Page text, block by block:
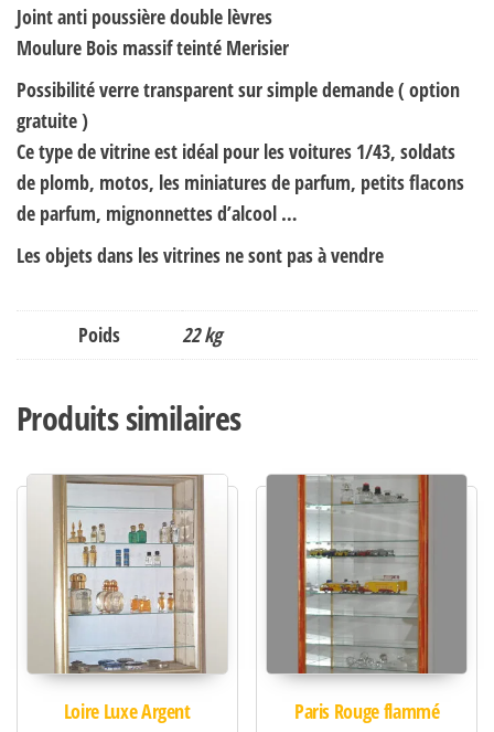
Joint anti poussière double lèvres
Moulure Bois massif teinté Merisier
Possibilité verre transparent sur simple demande ( option
gratuite )
Ce type de vitrine est idéal pour les voitures 1/43, soldats
de plomb, motos, les miniatures de parfum, petits flacons
de parfum, mignonnettes d’alcool …
Les objets dans les vitrines ne sont pas à vendre
Poids 22 kg
Produits similaires
Loire Luxe Argent Paris Rouge flammé